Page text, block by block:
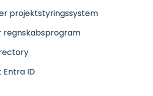
projektstyringssystem
regnskabsprogram
Entra ID